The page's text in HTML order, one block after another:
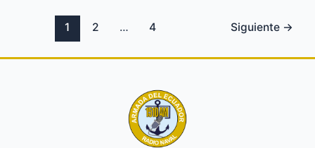
1 2 … 4 Siguiente →